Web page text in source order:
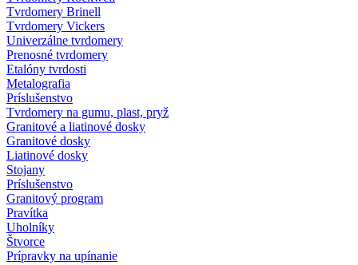
Tvrdomery Brinell
Tvrdomery Vickers
Univerzálne tvrdomery
Prenosné tvrdomery
Etalóny tvrdosti
Metalografia
Príslušenstvo
Tvrdomery na gumu, plast, pryž
Granitové a liatinové dosky
Granitové dosky
Liatinové dosky
Stojany
Príslušenstvo
Granitový program
Pravítka
Uholníky
Štvorce
Prípravky na upínanie